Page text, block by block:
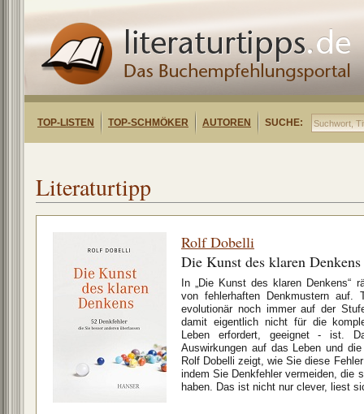
TOP-LISTEN TOP-SCHMÖKER AUTOREN SUCHE:
Literaturtipp
Rolf Dobelli
Die Kunst des klaren Denkens
In „Die Kunst des klaren Denkens“
von fehlerhaften Denkmustern auf.
evolutionär noch immer auf der
damit eigentlich nicht für die
Leben erfordert, geeignet - ist.
Auswirkungen auf das Leben und
Rolf Dobelli zeigt, wie Sie diese
indem Sie Denkfehler vermeiden, die
haben. Das ist nicht nur clever, liest